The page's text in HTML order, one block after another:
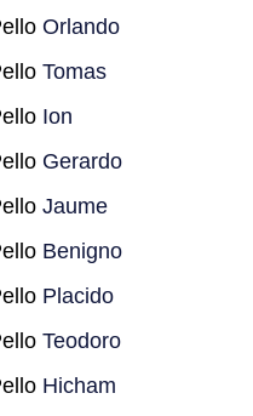
Orlando
Tomas
Ion
Gerardo
Jaume
Benigno
Placido
Teodoro
Hicham